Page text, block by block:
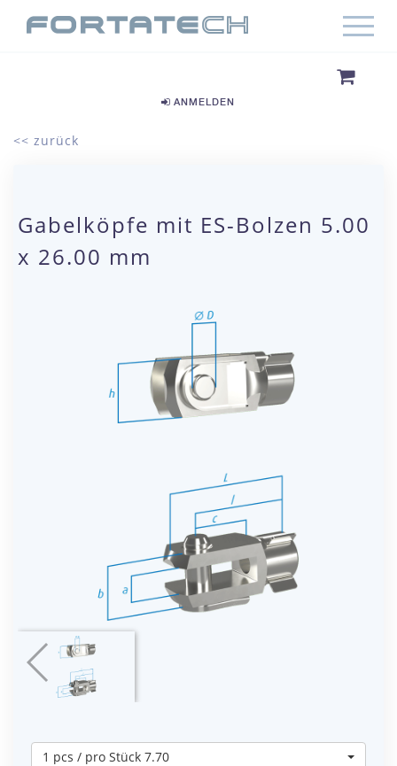
ANMELDEN
<< zurück
Gabelköpfe mit ES-Bolzen 5.00
x 26.00 mm
1 pcs / pro Stück 7.70